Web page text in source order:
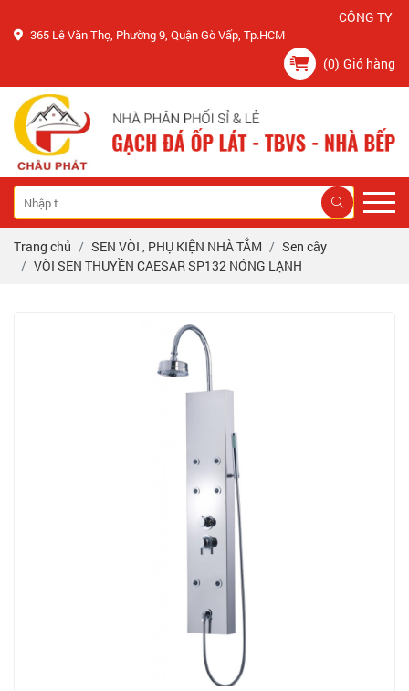
CÔNG TY
365 Lê Văn Thọ, Phường 9, Quận Gò Vấp, Tp.HCM
(0) Giỏ hàng
Trang chủ SEN VÒI , PHỤ KIỆN NHÀ TẮM
Sen cây
VÒI SEN THUYỀN CAESAR SP132 NÓNG LẠNH